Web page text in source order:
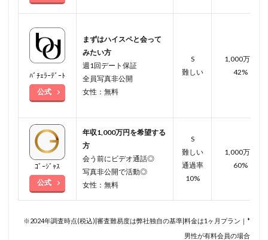
ﾊﾞﾁｪﾗｰﾃﾞｰﾄ
公式
まずはハイスペと会って
みたい方
週1回デート保証
全員写真非公開
女性：無料
S
難しい
1,000万円
42%
ｺﾞｰｼﾞｬｽ
公式
年収1,000万円を希望する
方
会う前にビデオ通話◎
写真非公開で活動◎
女性：無料
S
難しい
通過率
10%
1,000万円
60%
※2024年調査時点(税込)|審査難易度は弊社独自の基準|料金は1ヶ月プラン｜*
男性が有料会員の場合